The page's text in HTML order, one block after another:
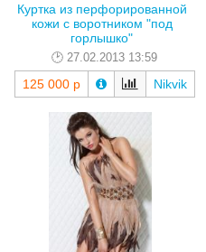
Куртка из перфорированной
кожи с воротником "под
горлышко"
27.02.2013 13:59
125 000 р Nikvik